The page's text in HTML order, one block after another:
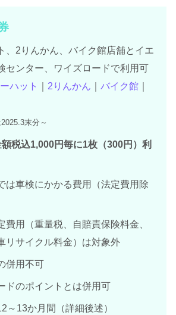
、2りんかん、バイク館店舗とイエ
センター、ワイズロードで利用可
ハット 2りんかん ｜バイク館
末分～
税込1,000円毎に1枚（300円）利
は車検にかかる費用（法定費用除
費用（重量税、自賠責保険料金、
リサイクル料金）は対象外
併用不可
ドのポイントとは併用可
～13か月間（詳細後述）